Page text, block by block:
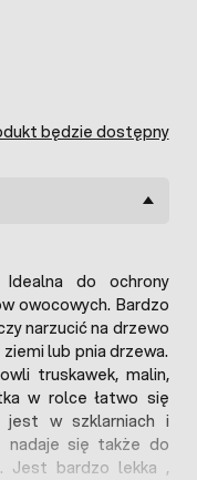
będzie dostępny
do ochrony
owocowych. Bardzo
narzucić na drzewo
lub pnia drzewa.
truskawek, malin,
w rolce łatwo się
jest w szklarniach i
nadaje się także do
Jest bardzo lekka ,